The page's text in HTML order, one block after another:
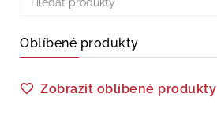
Oblíbené produkty
Zobrazit oblíbené produkty